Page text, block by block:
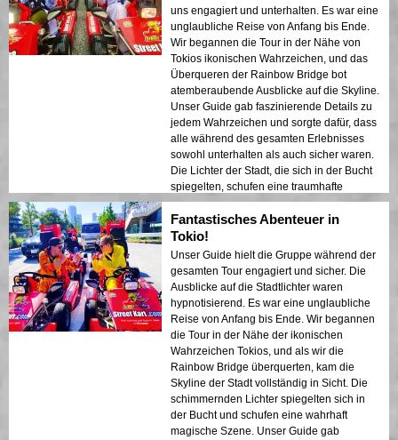
uns engagiert und unterhalten. Es war eine
unglaubliche Reise von Anfang bis Ende.
Wir begannen die Tour in der Nähe von
Tokios ikonischen Wahrzeichen, und das
Überqueren der Rainbow Bridge bot
atemberaubende Ausblicke auf die Skyline.
Unser Guide gab faszinierende Details zu
jedem Wahrzeichen und sorgte dafür, dass
alle während des gesamten Erlebnisses
sowohl unterhalten als auch sicher waren.
Die Lichter der Stadt, die sich in der Bucht
spiegelten, schufen eine traumhafte
Atmosphäre, die einen bleibenden
Eindruck hinterließ. Diese Tour ist ideal für
Erstbesucher, die eine Mischung aus
Abenteuer und Sightseeing suchen. Der
Kontrast zwischen Tokios modernen
Strukturen und historischen Bereichen
wurde in den Nachtlichtern wunderschön
präsentiert. Ich würde diese Tour jedem
wärmstens empfehlen!
Fantastisches Abenteuer in
Tokio!
Unser Guide hielt die Gruppe während der
gesamten Tour engagiert und sicher. Die
Ausblicke auf die Stadtlichter waren
hypnotisierend. Es war eine unglaubliche
Reise von Anfang bis Ende. Wir begannen
die Tour in der Nähe der ikonischen
Wahrzeichen Tokios, und als wir die
Rainbow Bridge überquerten, kam die
Skyline der Stadt vollständig in Sicht. Die
schimmernden Lichter spiegelten sich in
der Bucht und schufen eine wahrhaft
magische Szene. Unser Guide gab